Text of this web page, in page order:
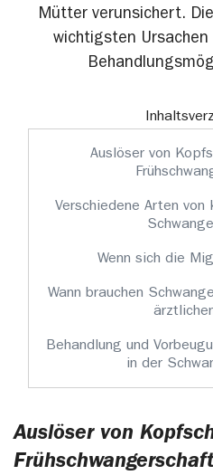
Mütter verunsichert.
wichtigsten
Auslöser von
Verschiedene Arten von
Wenn sich die
Wann brauchen
Behandlung und
in der
Auslöser von